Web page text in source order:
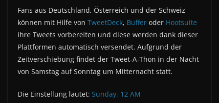
Fans aus Deutschland, Österreich und der Schweiz
können mit Hilfe von TweetDeck, Buffer oder Hootsuite
ihre Tweets vorbereiten und diese werden dank dieser
Plattformen automatisch versendet. Aufgrund der
Zeitverschiebung findet der Tweet-A-Thon in der Nacht
von Samstag auf Sonntag um Mitternacht statt.
Die Einstellung lautet: Sunday, 12 AM